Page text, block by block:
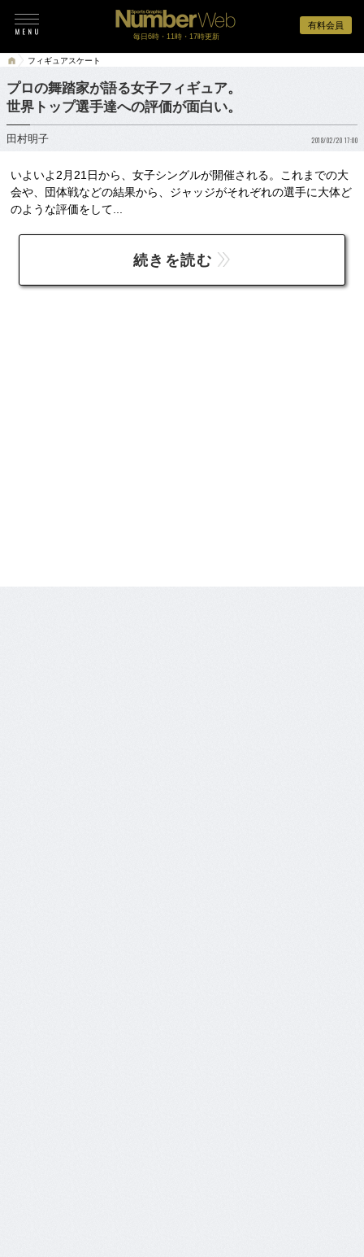
有料会員
毎日6時・11時・17時更新
フィギュアスケート
プロの舞踏家が語る女子フィギュア。
世界トップ選手達への評価が面白い。
田村明子 2018/02/20 17:00
いよいよ2月21日から、女子シングルが開催される。これまでの大
会や、団体戦などの結果から、ジャッジがそれぞれの選手に大体ど
のような評価をして...
続きを読む